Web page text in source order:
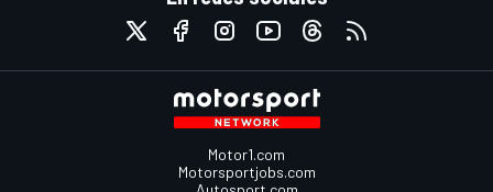
Motor1.com
Motorsportjobs.com